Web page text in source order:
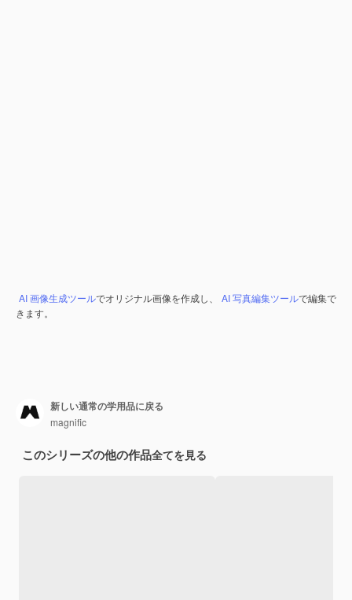
AI 画像生成ツールでオリジナル画像を作成し、 AI 写真編集ツールで編集で
きます。
新しい通常の学用品に戻る
magnific
このシリーズの他の作品全てを見る